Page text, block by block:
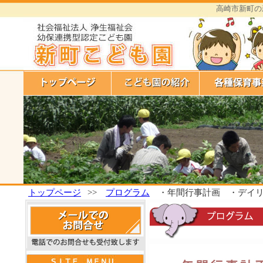
高崎市新町
トップページ >> プログラム ・年間行事計画 ・デイ